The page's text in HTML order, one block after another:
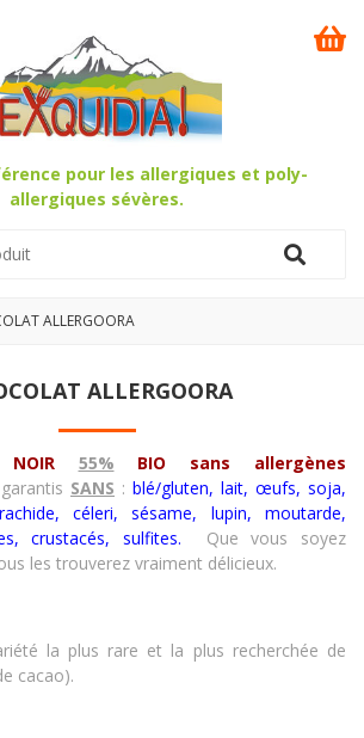
pour les allergiques et poly-
allergiques sévères.
ALLERGOORA
ALLERGOORA
NOIR 55% BIO sans allergènes
SANS : blé/gluten, lait, œufs, soja,
céleri, sésame, lupin, moutarde,
crustacés, sulfites.
Que vous soyez
les trouverez vraiment délicieux.
la plus rare et la plus recherchée de
cacao).